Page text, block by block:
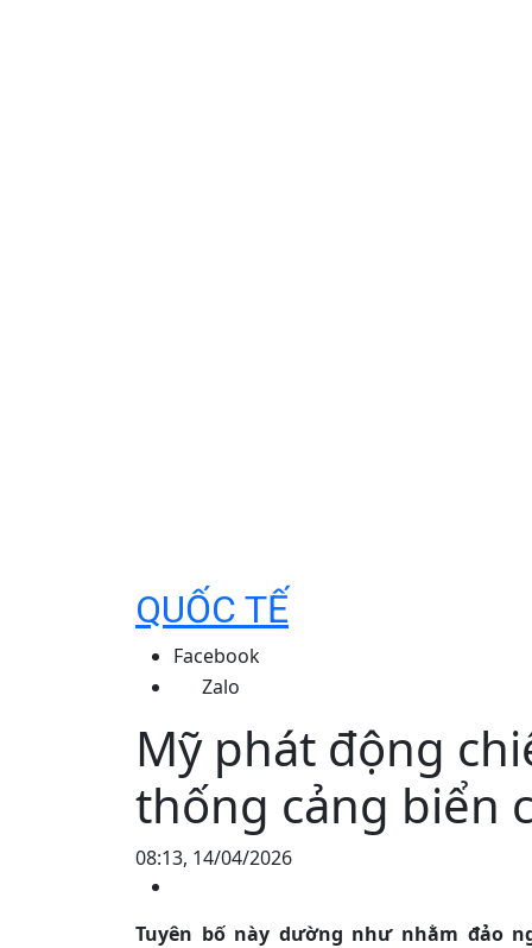
QUỐC TẾ
Facebook
Zalo
Mỹ phát động
thống cảng biển
08:13, 14/04/2026
Tuyên bố này dường như nhằm đảo